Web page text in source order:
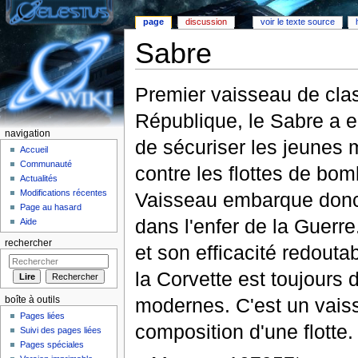
Sabre
Premier vaisseau de
République, le Sabre a
de sécuriser les jeunes
contre les flottes de
Vaisseau embarque
dans l'enfer de la
et son efficacité
la Corvette est toujours
modernes. C'est un
composition d'une flotte.
page discussion voir le texte source
navigation
Accueil
Communauté
Actualités
Modifications récentes
Page au hasard
Aide
rechercher
boîte à outils
Pages liées
Suivi des pages liées
Pages spéciales